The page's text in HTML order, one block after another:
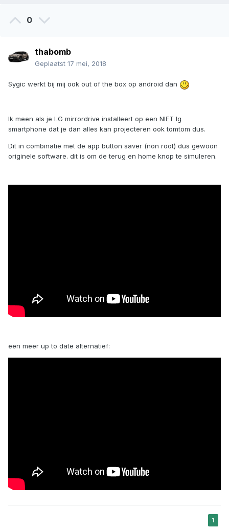
0
thabomb
Geplaatst 17 mei, 2018
Sygic werkt bij mij ook out of the box op android dan
Ik meen als je LG mirrordrive installeert op een NIET lg
smartphone dat je dan alles kan projecteren ook tomtom dus.
Dit in combinatie met de app button saver (non root) dus gewoon
originele software. dit is om de terug en home knop te simuleren.
een meer up to date alternatief:
1